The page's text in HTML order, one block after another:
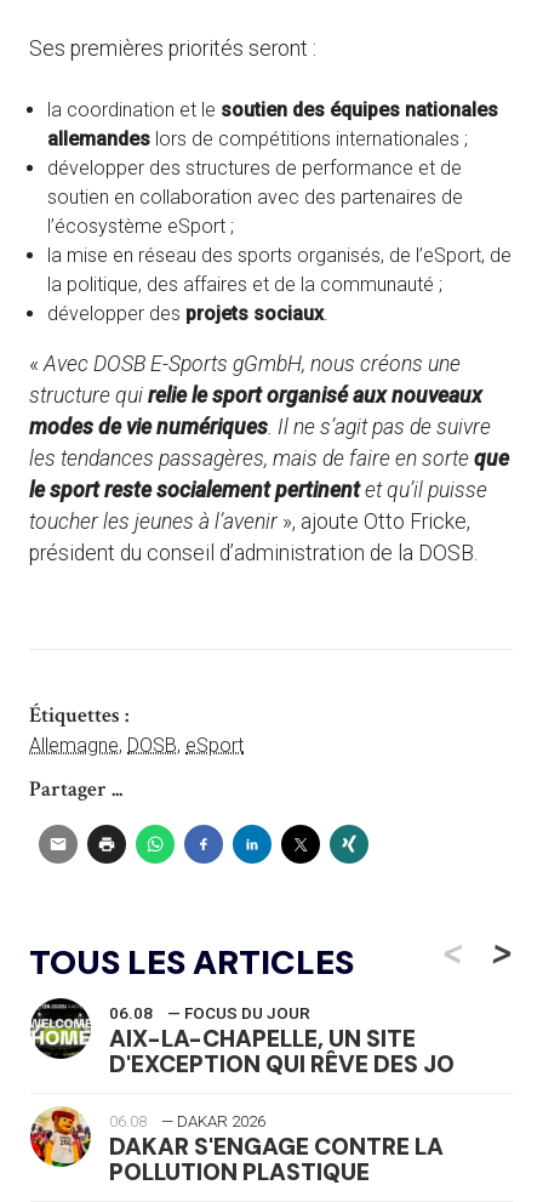
Ses premières priorités seront :
la coordination et le soutien des équipes nationales
allemandes lors de compétitions internationales ;
développer des structures de performance et de
soutien en collaboration avec des partenaires de
l’écosystème eSport ;
la mise en réseau des sports organisés, de l’eSport, de
la politique, des affaires et de la communauté ;
développer des projets sociaux.
«Avec DOSB E-Sports gGmbH, nous créons une
structure qui relie le sport organisé aux nouveaux
modes de vie numériques. Il ne s’agit pas de suivre
les tendances passagères, mais de faire en sorte que
le sport reste socialement pertinentet qu’il puisse
toucher les jeunes à l’avenir», ajoute Otto Fricke,
président du conseil d’administration de la DOSB.
Étiquettes :
Allemagne, DOSB, eSport
Partager ...
TOUS LES ARTICLES <
06.08 — FOCUS DU JOUR
AIX-LA-CHAPELLE, UN SITE
D'EXCEPTION QUI RÊVE DES JO
06.08 — DAKAR 2026
DAKAR S'ENGAGE CONTRE LA
POLLUTION PLASTIQUE
>